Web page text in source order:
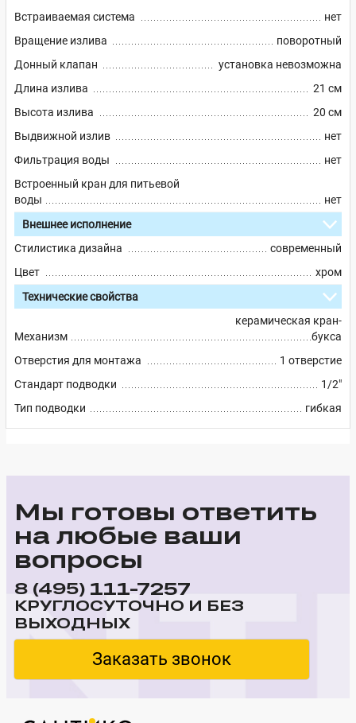
Встраиваемая система
нет
Вращение излива
поворотный
Донный клапан
установка невозможна
Длина излива
21 см
Высота излива
20 см
Выдвижной излив
нет
Фильтрация воды
нет
Встроенный кран для питьевой
воды
нет
Внешнее исполнение
Стилистика дизайна
современный
Цвет
хром
Технические свойства
Механизм
керамическая кран-
букса
Отверстия для монтажа
1 отверстие
Стандарт подводки
1/2"
Тип подводки
гибкая
Мы готовы ответить
на любые ваши
вопросы
8 (495) 111-7257
КРУГЛОСУТОЧНО И БЕЗ
ВЫХОДНЫХ
Заказать звонок